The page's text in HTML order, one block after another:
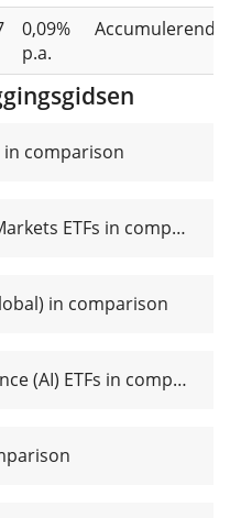
0,09%
p.a.
Accumulerend
in comparison
MSCI Emerging Markets ETFs in comparison
in comparison
Artificial Intelligence (AI) ETFs in comparison